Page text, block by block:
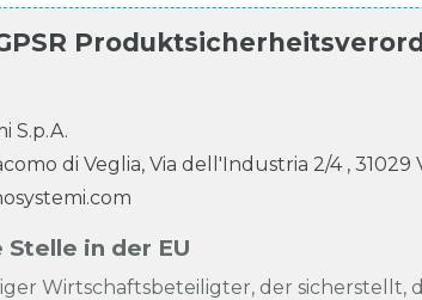
S.p.A.
di Veglia, Via dell'Industria 2/4, 31029
in der EU
Wirtschaftsbeteiligter, der